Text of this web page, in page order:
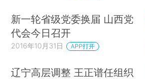
新一轮省级党委换届 山西党
代会今日召开
2016年10月31日 APP打开
辽宁高层调整 王正谱任组织